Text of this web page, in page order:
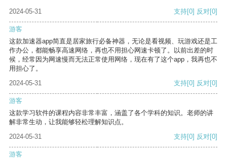
2024-05-31 支持[0] 反对[0]
游客
这款加速器app简直是居家旅行必备神器，无论是看视频、玩游戏还是工
作办公，都能畅享高速网络，再也不用担心网速卡顿了。以前出差的时
候，经常因为网速慢而无法正常使用网络，现在有了这个app，我再也不
用担心了。
2024-05-31
支持[0] 反对[0]
游客
这款学习软件的课程内容非常丰富，涵盖了各个学科的知识。老师的讲
解非常生动，让我能够轻松理解知识点。
2024-05-31
支持[0] 反对[0]
游客